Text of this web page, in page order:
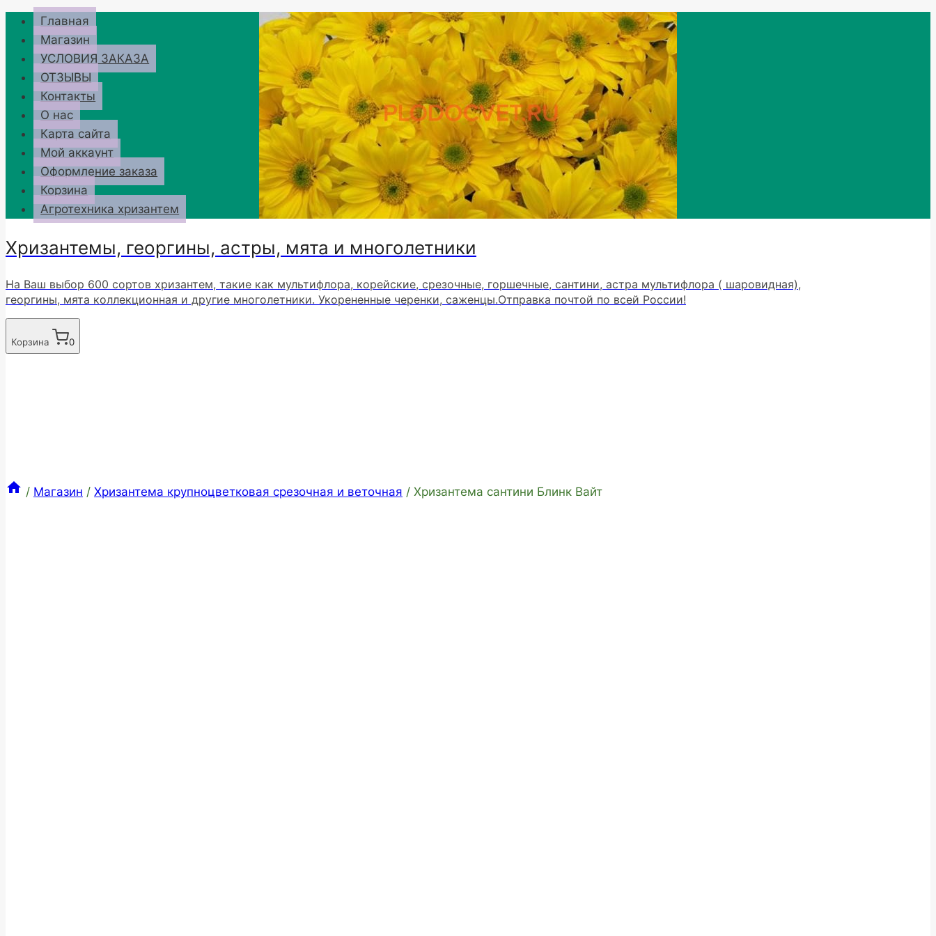
Перейти
содержимому
Главная
Магазин
УСЛОВИЯ ЗАКАЗА
ОТЗЫВЫ
Контакты
О нас
Карта сайта
Мой аккаунт
Оформление заказа
Корзина
Агротехника хризантем
Хризантемы, георгины, астры, мята и многолетники
На Ваш выбор 600 сортов хризантем, такие как мультифлора, корейские, срезочные, горшечные, сантини, астра мультифлора ( шаровидная),
георгины, мята коллекционная и другие многолетники. Укорененные черенки, саженцы.Отправка почтой по всей России!
Корзина 0
/ Магазин / Хризантема крупноцветковая срезочная и веточная / Хризантема сантини Блинк Вайт